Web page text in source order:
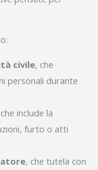
civile, che
personali durante
include la
furto o atti
, che tutela con